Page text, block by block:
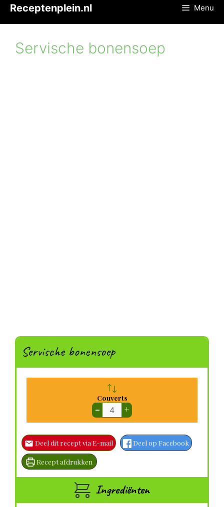
inhoud
Receptenplein.nl Menu
Servische bonensoep
Servische bonensoep
Couverts
– +
Deel dit recept via E-mail Deel op Facebook
Recept afdrukken
Ingrediënten